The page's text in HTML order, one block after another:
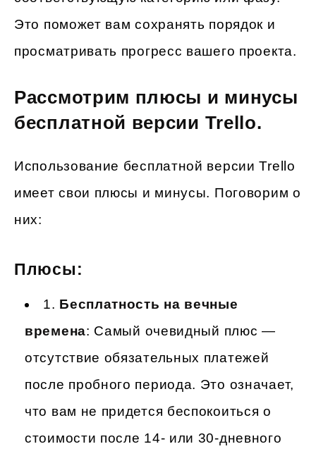
Это поможет вам сохранять порядок и
просматривать прогресс вашего проекта.
Рассмотрим плюсы и минусы
бесплатной версии Trello.
Использование бесплатной версии Trello
имеет свои плюсы и минусы. Поговорим о
них:
Плюсы:
1. Бесплатность на вечные
времена: Самый очевидный плюс —
отсутствие обязательных платежей
после пробного периода. Это означает,
что вам не придется беспокоиться о
стоимости после 14- или 30-дневного